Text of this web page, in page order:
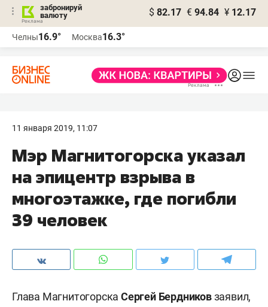
забронируй
валюту
$ 82.17 € 94.84 ¥ 12.17
Челны16.9° Москва16.3°
11 января 2019, 11:07
Мэр Магнитогорска указал
на эпицентр взрыва в
многоэтажке, где погибли
39 человек
Глава Магнитогорска Сергей Бердниковзаявил,